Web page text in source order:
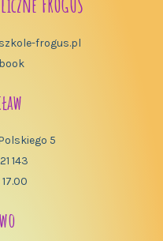
frogus.pl
5
143